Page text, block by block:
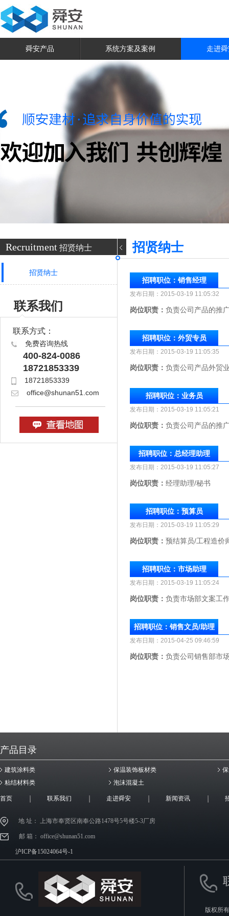
舜安产品 系统方案及案例 走进
Recruitment 招贤纳士
招贤纳士
联系我们
联系方式：
免费咨询热线
400-824-0086
18721853339
18721853339
office@shunan51.com
招贤纳士
招聘职位：销售经理
发布日期：2015-03-19
岗位职责： 负责公司产品的推
招聘职位：外贸专员
发布日期：2015-03-19
岗位职责： 负责公司产品外贸
招聘职位：业务员
发布日期：2015-03-19
岗位职责： 负责公司产品的推
招聘职位：总经理助理
发布日期：2015-03-19
岗位职责： 经理助理/秘书
招聘职位：预算员
发布日期：2015-03-19
岗位职责： 预结算员/工程造价
招聘职位：市场助理
发布日期：2015-03-19
岗位职责： 负责市场部文案工
招聘职位：销售文员/助理
发布日期：2015-04-25
岗位职责： 负责公司销售部市
产品目录
建筑涂料类 保温装饰板材类
粘结材料类
泡沫混凝土
首页 联系我们 走进舜安 新闻资讯
地 址： 上海市奉贤区南奉公路1478号5号楼5-3厂房
邮 箱： office@shunan51.com
沪ICP备15024064号-1
版权所